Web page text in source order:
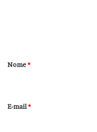
r
*
Nome*
E-mail*